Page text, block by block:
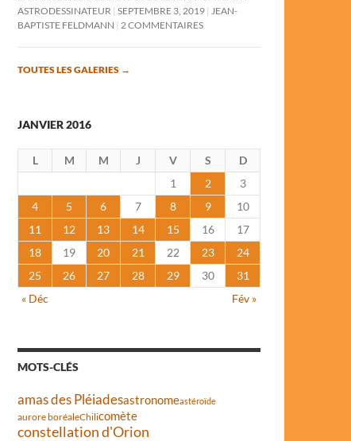
ASTRODESSINATEUR SEPTEMBRE 3, 2019
JEAN-
BAPTISTE FELDMANN
2 COMMENTAIRES
TOUTES LES GALERIES →
JANVIER 2016
L M M J V S
D
1
2
3
4
5 6 7 8 9
10
11
12 13 14 15 16
17
18
19 20 21 22 23
24
25
26 27 28 29 30
31
« Déc
Fév »
MOTS-CLÉS
amas des Pléiadesastronomeastéroïde
aurore boréaleChilicomète
constellation d'Orion